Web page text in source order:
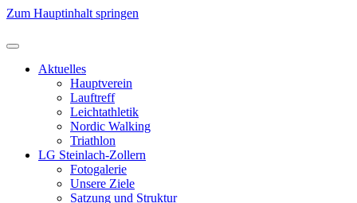
Zum Hauptinhalt springen
Aktuelles
Hauptverein
Lauftreff
Leichtathletik
Nordic Walking
Triathlon
LG Steinlach-Zollern
Fotogalerie
Unsere Ziele
Satzung und Struktur